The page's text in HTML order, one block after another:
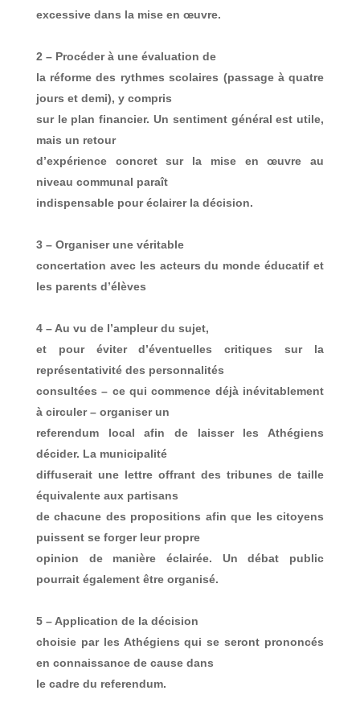
excessive dans la mise en œuvre.
2 – Procéder à une évaluation de
la réforme des rythmes scolaires (passage à quatre
jours et demi), y compris
sur le plan financier. Un sentiment général est utile,
mais un retour
d’expérience concret sur la mise en œuvre au
niveau communal paraît
indispensable pour éclairer la décision.
3 – Organiser une véritable
concertation avec les acteurs du monde éducatif et
les parents d’élèves
4 – Au vu de l’ampleur du sujet,
et pour éviter d’éventuelles critiques sur la
représentativité des personnalités
consultées – ce qui commence déjà inévitablement
à circuler – organiser un
referendum local afin de laisser les Athégiens
décider. La municipalité
diffuserait une lettre offrant des tribunes de taille
équivalente aux partisans
de chacune des propositions afin que les citoyens
puissent se forger leur propre
opinion de manière éclairée. Un débat public
pourrait également être organisé.
5 – Application de la décision
choisie par les Athégiens qui se seront prononcés
en connaissance de cause dans
le cadre du referendum.